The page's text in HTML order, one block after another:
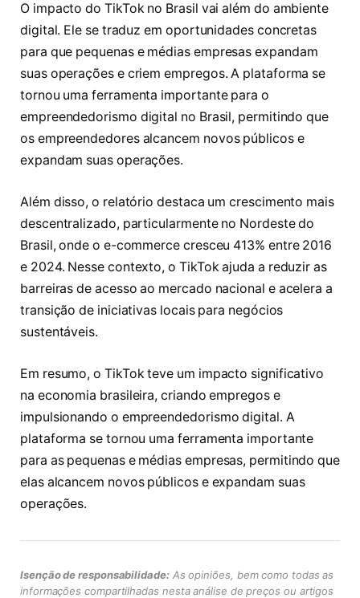
O impacto do TikTok no Brasil vai além do ambiente
digital. Ele se traduz em oportunidades concretas
para que pequenas e médias empresas expandam
suas operações e criem empregos. A plataforma se
tornou uma ferramenta importante para o
empreendedorismo digital no Brasil, permitindo que
os empreendedores alcancem novos públicos e
expandam suas operações.
Além disso, o relatório destaca um crescimento mais
descentralizado, particularmente no Nordeste do
Brasil, onde o e-commerce cresceu 413% entre 2016
e 2024. Nesse contexto, o TikTok ajuda a reduzir as
barreiras de acesso ao mercado nacional e acelera a
transição de iniciativas locais para negócios
sustentáveis.
Em resumo, o TikTok teve um impacto significativo
na economia brasileira, criando empregos e
impulsionando o empreendedorismo digital. A
plataforma se tornou uma ferramenta importante
para as pequenas e médias empresas, permitindo que
elas alcancem novos públicos e expandam suas
operações.
Isenção de responsabilidade:As opiniões, bem como todas as
informações compartilhadas nesta análise de preços ou artigos